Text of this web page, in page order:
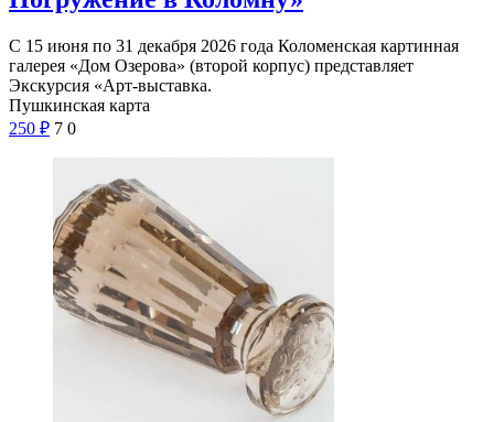
С 15 июня по 31 декабря 2026 года Коломенская картинная
галерея «Дом Озерова» (второй корпус) представляет
Экскурсия «Арт-выставка.
Пушкинская карта
250 ₽ 7 0